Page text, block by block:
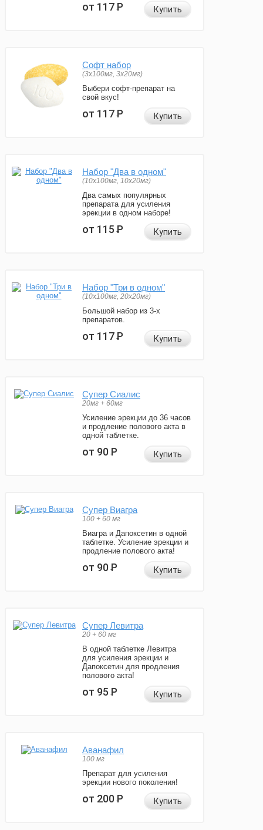
от 117Р Купить
Софт набор
(3x100мг, 3x20мг)
Выбери софт-препарат на
свой вкус!
от 117Р Купить
Набор "Два в одном"
(10x100мг, 10x20мг)
Два самых популярных
препарата для усиления
эрекции в одном наборе!
от 115Р Купить
Набор "Три в одном"
(10x100мг, 20x20мг)
Большой набор из 3-х
препаратов.
от 117Р Купить
Супер Сиалис
20мг + 60мг
Усиление эрекции до 36 часов
и продление полового акта в
одной таблетке.
от 90Р Купить
Супер Виагра
100 + 60 мг
Виагра и Дапоксетин в одной
таблетке. Усиление эрекции и
продление полового акта!
от 90Р Купить
Супер Левитра
20 + 60 мг
В одной таблетке Левитра
для усиления эрекции и
Дапоксетин для продления
полового акта!
от 95Р Купить
Аванафил
100 мг
Препарат для усиления
эрекции нового поколения!
от 200Р Купить